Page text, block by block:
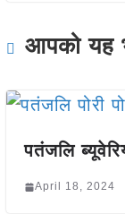
आपको यह
पतंजलि
April 18, 2024